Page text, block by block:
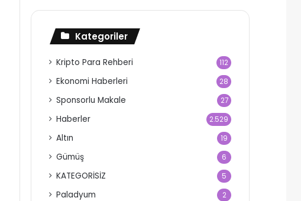
Kategoriler
Kripto Para Rehberi 112
Ekonomi Haberleri 28
Sponsorlu Makale 27
Haberler 2.529
Altın 19
Gümüş 6
KATEGORİSİZ 5
Paladyum 2